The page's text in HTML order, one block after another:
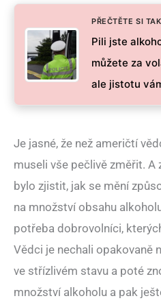
PŘEČTĚTE SI
Pili jste
můžete za
ale jistotu
Je jasné, že než američtí
museli vše pečlivě změřit.
bylo zjistit, jak se mění
na množství obsahu
potřeba dobrovolníci,
Vědci je nechali opakovaně
ve střízlivém stavu a poté
množství alkoholu a pak